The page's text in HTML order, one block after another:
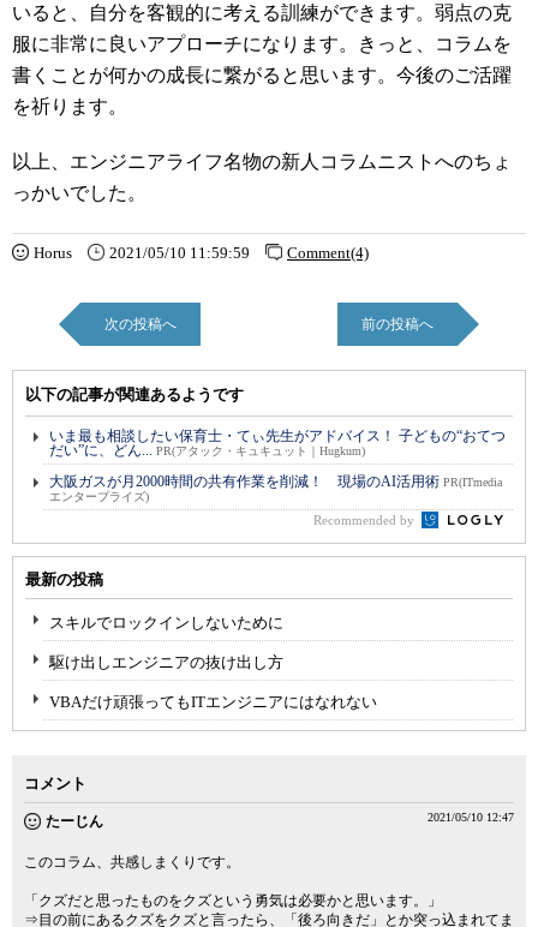
いると、自分を客観的に考える訓練ができます。弱点の克
服に非常に良いアプローチになります。きっと、コラムを
書くことが何かの成長に繋がると思います。今後のご活躍
を祈ります。
以上、エンジニアライフ名物の新人コラムニストへのちょ
っかいでした。
Horus 2021/05/10 11:59:59 Comment(4)
次の投稿へ 前の投稿へ
以下の記事が関連あるようです
いま最も相談したい保育士・てぃ先生がアドバイス！ 子どもの“おてつ
だい”に、どん... PR(アタック・キュキュット｜Hugkum)
大阪ガスが月2000時間の共有作業を削減！ 現場のAI活用術 PR(ITmedia
エンタープライズ)
Recommended by
最新の投稿
スキルでロックインしないために
駆け出しエンジニアの抜け出し方
VBAだけ頑張ってもITエンジニアにはなれない
コメント
たーじん 2021/05/10 12:47
このコラム、共感しまくりです。
「クズだと思ったものをクズという勇気は必要かと思います。」
⇒目の前にあるクズをクズと言ったら、「後ろ向きだ」とか突っ込まれてま